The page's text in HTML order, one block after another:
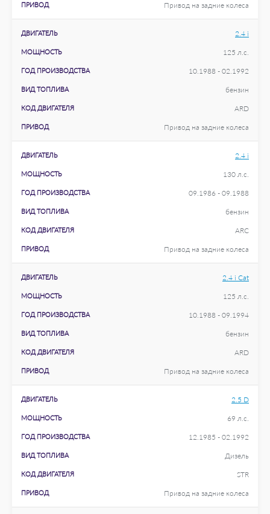
ПРИВОД Привод на задние колеса
ДВИГАТЕЛЬ 2.4 i
МОЩНОСТЬ 125 л.с.
ГОД ПРОИЗВОДСТВА 10.1988 - 02.1992
ВИД ТОПЛИВА бензин
КОД ДВИГАТЕЛЯ ARD
ПРИВОД Привод на задние колеса
ДВИГАТЕЛЬ 2.4 i
МОЩНОСТЬ 130 л.с.
ГОД ПРОИЗВОДСТВА 09.1986 - 09.1988
ВИД ТОПЛИВА бензин
КОД ДВИГАТЕЛЯ ARC
ПРИВОД Привод на задние колеса
ДВИГАТЕЛЬ 2.4 i Cat
МОЩНОСТЬ 125 л.с.
ГОД ПРОИЗВОДСТВА 10.1988 - 09.1994
ВИД ТОПЛИВА бензин
КОД ДВИГАТЕЛЯ ARD
ПРИВОД Привод на задние колеса
ДВИГАТЕЛЬ 2.5 D
МОЩНОСТЬ 69 л.с.
ГОД ПРОИЗВОДСТВА 12.1985 - 02.1992
ВИД ТОПЛИВА Дизель
КОД ДВИГАТЕЛЯ STR
ПРИВОД Привод на задние колеса